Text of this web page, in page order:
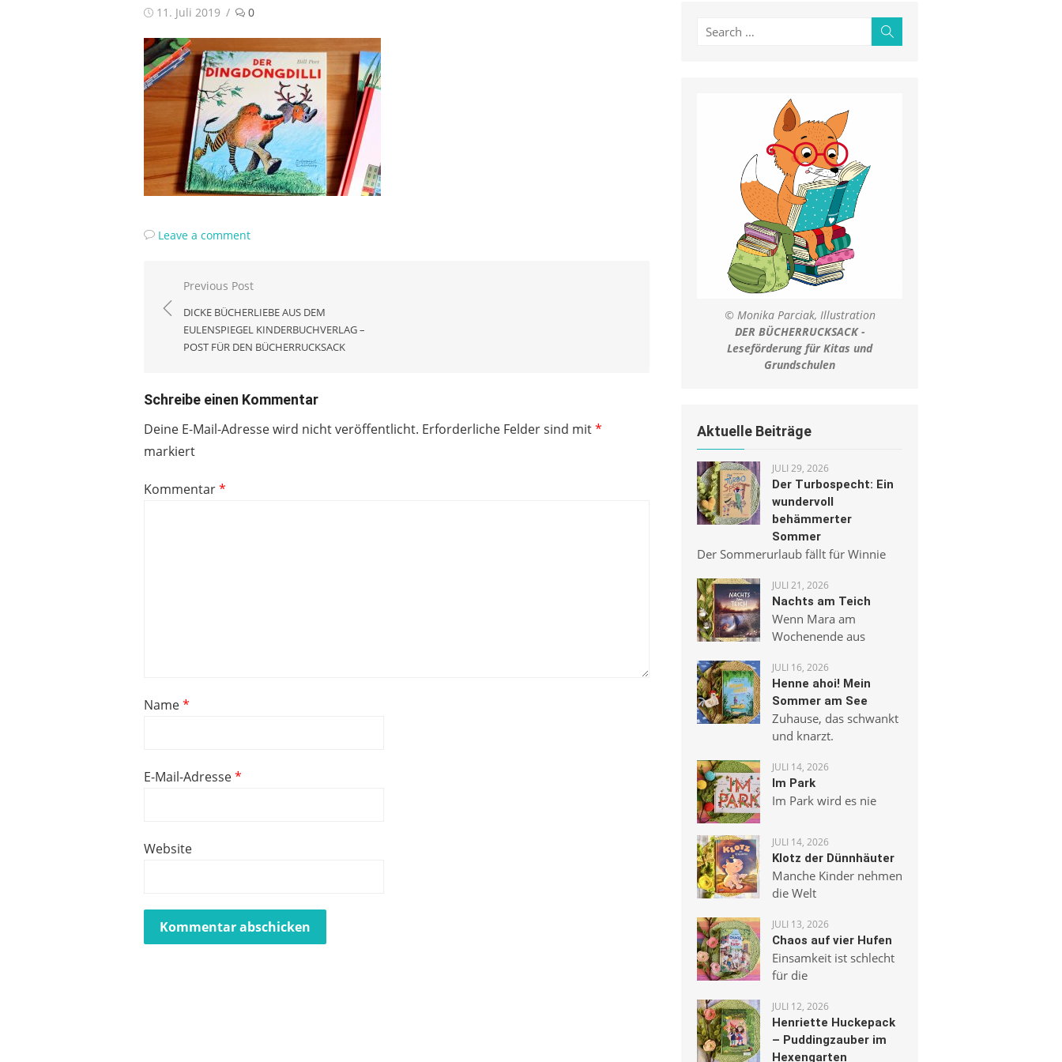
Posted
11. Juli 2019 0
Leave a comment
Beitragsnavigation
Previous Post
DICKE BÜCHERLIEBE AUS DEM
EULENSPIEGEL KINDERBUCHVERLAG –
POST FÜR DEN BÜCHERRUCKSACK
Schreibe einen Kommentar
Deine E-Mail-Adresse wird nicht veröffentlicht. Erforderliche Felder sind mit*
markiert
Kommentar*
Name*
E-Mail-Adresse*
Website
Search
© Monika Parciak, Illustration
DER BÜCHERRUCKSACK -
Leseförderung für Kitas und
Grundschulen
Aktuelle Beiträge
JULI 29, 2026
Der Turbospecht: Ein
wundervoll
behämmerter
Sommer
Der Sommerurlaub fällt für Winnie
JULI 21, 2026
Nachts am Teich
Wenn Mara am
Wochenende aus
JULI 16, 2026
Henne ahoi! Mein
Sommer am See
Zuhause, das schwankt
und knarzt.
JULI 14, 2026
Im Park
Im Park wird es nie
JULI 14, 2026
Klotz der Dünnhäuter
Manche Kinder nehmen
die Welt
JULI 13, 2026
Chaos auf vier Hufen
Einsamkeit ist schlecht
für die
JULI 12, 2026
Henriette Huckepack
– Puddingzauber im
Hexengarten